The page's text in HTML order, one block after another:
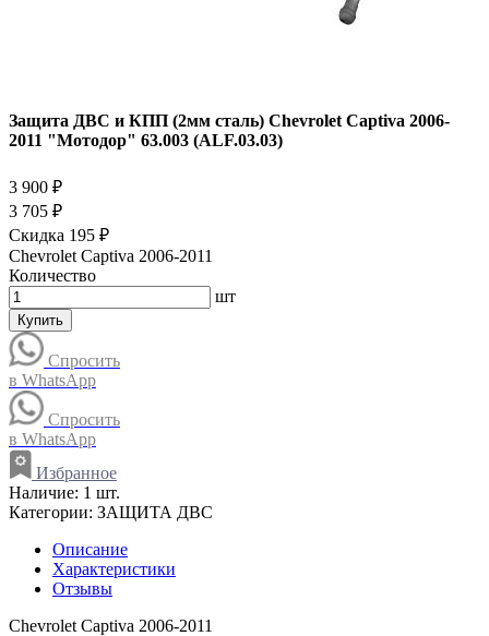
Защита ДВС и КПП (2мм сталь) Chevrolet Captiva 2006-
2011 "Мотодор" 63.003 (ALF.03.03)
3 900 ₽
3 705 ₽
Скидка 195 ₽
Chevrolet Captiva 2006-2011
Количество
шт
Купить
Спросить
в WhatsApp
Спросить
в WhatsApp
Избранное
Наличие: 1 шт.
Категории: ЗАЩИТА ДВС
Описание
Характеристики
Отзывы
Chevrolet Captiva 2006-2011